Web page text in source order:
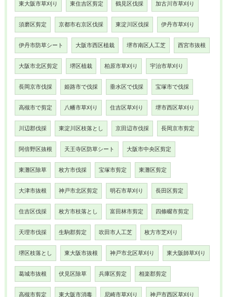
東大阪市草刈り 東住吉区剪定 鶴見区伐採 加古川市草刈り
須磨区剪定 京都市右京区伐採 東淀川区伐採 伊丹市草刈り
伊丹市防草シート 大阪市西区植栽 堺市南区人工芝 西宮市抜根
大阪市北区剪定 堺区植栽 柏原市草刈り 宇治市草刈り
長岡京市伐採 姫路市で伐採 垂水区で伐採 宝塚市で伐採
高槻市で剪定 八幡市草刈り 住吉区草刈り 堺市西区草刈り
川辺郡伐採 東淀川区枝落とし 京田辺市伐採 長岡京市剪定
阿倍野区抜根 天王寺区防草シート 大阪市中央区剪定
東灘区除草 枚方市伐採 宝塚市剪定 東灘区剪定
大津市抜根 神戸市北区剪定 明石市草刈り 長田区剪定
住吉区伐採 枚方市枝落とし 富田林市剪定 四條畷市剪定
天理市伐採 生駒郡剪定 吹田市人工芝 枚方市芝刈り
堺区枝落とし 東大阪市抜根 神戸市北区草刈り 東大阪師草刈り
葛城市抜根 伏見区除草 兵庫区剪定 相楽郡剪定
高槻市剪定 東大阪市消毒 尼崎市草刈り 神戸市西区草刈り